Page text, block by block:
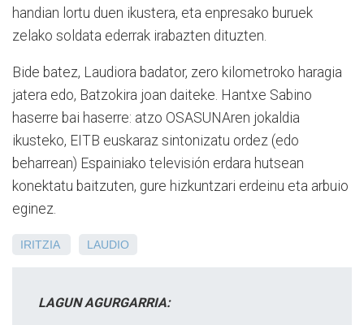
handian lortu duen ikustera, eta enpresako buruek
zelako soldata ederrak irabazten dituzten.
Bide batez, Laudiora badator, zero kilometroko haragia
jatera edo, Batzokira joan daiteke. Hantxe Sabino
haserre bai haserre: atzo OSASUNAren jokaldia
ikusteko, EITB euskaraz sintonizatu ordez (edo
beharrean) Espainiako televisión erdara hutsean
konektatu baitzuten, gure hizkuntzari erdeinu eta arbuio
eginez.
IRITZIA LAUDIO
LAGUN AGURGARRIA: